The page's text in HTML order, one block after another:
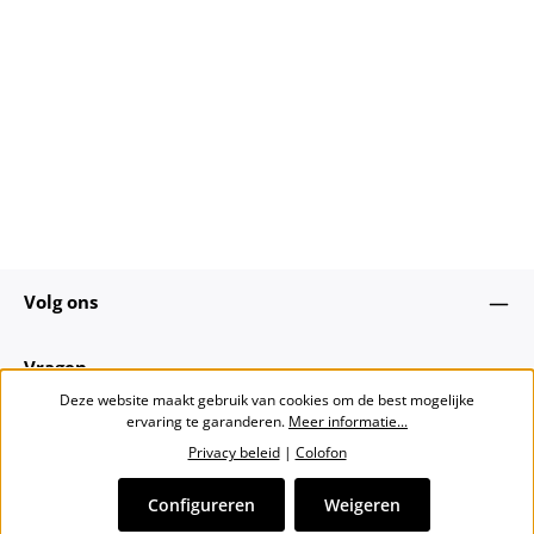
Volg ons
Vragen
Deze website maakt gebruik van cookies om de best mogelijke
ervaring te garanderen. Meer informatie...
Privacy beleid| Colofon
Weigeren
Configureren